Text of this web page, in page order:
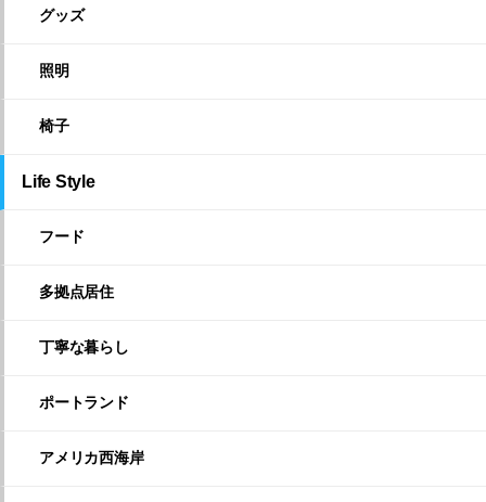
グッズ
照明
椅子
Life Style
フード
多拠点居住
丁寧な暮らし
ポートランド
アメリカ西海岸